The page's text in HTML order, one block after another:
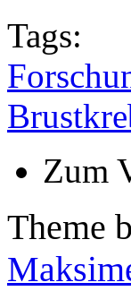
Tags:
Zum
Theme